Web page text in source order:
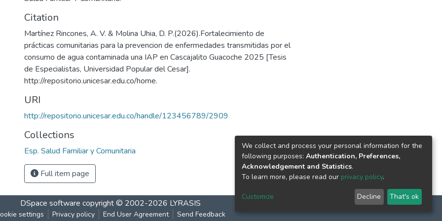
Citation
Martínez Rincones, A. V. & Molina Uhia, D. P.(2026).Fortalecimiento de
prácticas comunitarias para la prevencion de enfermedades transmitidas por el
consumo de agua contaminada una IAP en Cascajalito Guacoche 2025 [Tesis
de Especialistas, Universidad Popular del Cesar].
http://repositorio.unicesar.edu.co/home.
URI
http://repositorio.unicesar.edu.co/handle/123456789/2909
Collections
Esp. Salud Familiar y Comunitaria
Full item page
DSpace software copyright © 2002-2026 LYRASIS
settings Privacy policy End User Agreement Send Feedback
We collect and process your personal information for the
following purposes: Authentication, Preferences,
Acknowledgement and Statistics.
To learn more, please read our privacy policy.
Customize Decline That's ok